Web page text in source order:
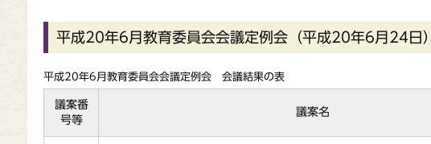
平成20年6月教育委員会会議定例会（平成20年6月24日）
平成20年6月教育委員会会議定例会 会議結果の表
議案番
号等
議案名